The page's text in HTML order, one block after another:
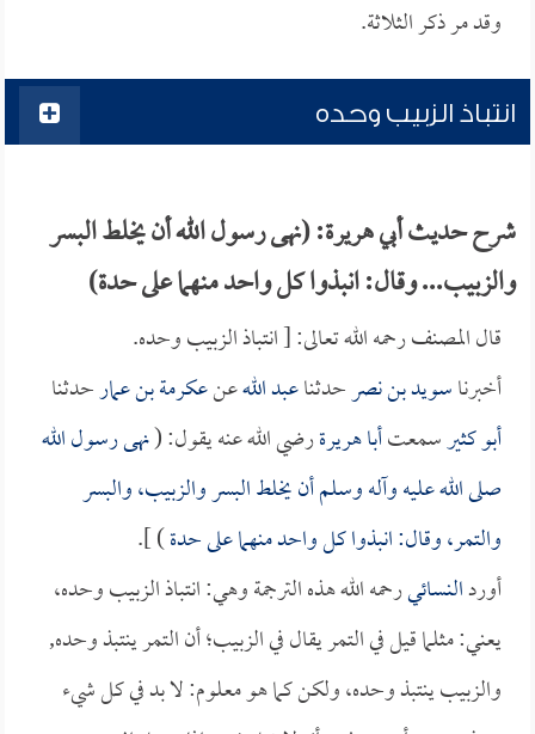
وقد مر ذكر الثلاثة.
انتباذ الزبيب وحده
شرح حديث أبي هريرة: (نهى رسول الله أن يخلط البسر
والزبيب... وقال: انبذوا كل واحد منهما على حدة)
قال المصنف رحمه الله تعالى: [ انتباذ الزبيب وحده.
أخبرناسويد بن نصرحدثناعبد اللهعنعكرمة بن عمارحدثنا
أبو كثيرسمعتأبا هريرةرضي الله عنه يقول: (نهى رسول الله
صلى الله عليه وآله وسلم أن يخلط البسر والزبيب، والبسر
والتمر، وقال: انبذوا كل واحد منهما على حدة) ].
أوردالنسائيرحمه الله هذه الترجمة وهي: انتباذ الزبيب وحده،
يعني: مثلما قيل في التمر يقال في الزبيب؛ أن التمر ينتبذ وحده,
والزبيب ينتبذ وحده، ولكن كما هو معلوم: لا بد في كل شيء